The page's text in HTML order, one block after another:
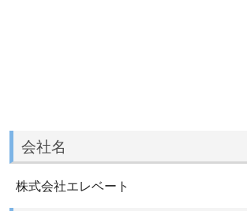
会社名
株式会社エレベート